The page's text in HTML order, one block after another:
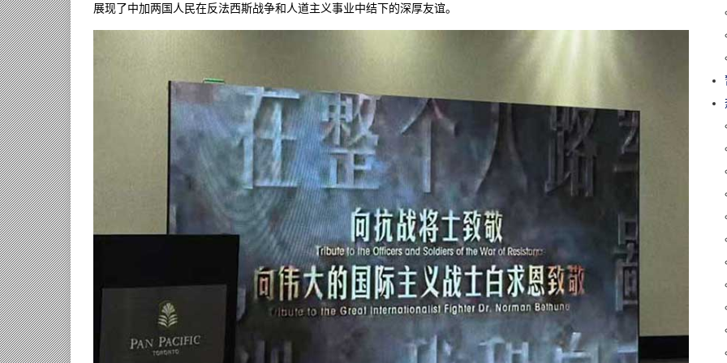
展现了中加两国人民在反法西斯战争和人道主义事业中结下的深厚友谊。